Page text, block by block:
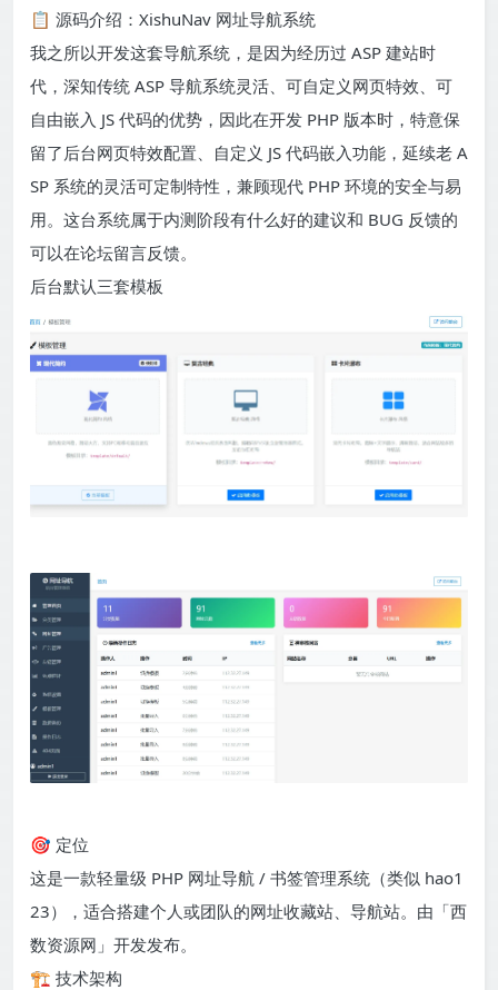
📋 源码介绍：XishuNav 网址导航系统
我之所以开发这套导航系统，是因为经历过 ASP 建站时
代，深知传统 ASP 导航系统灵活、可自定义网页特效、可
自由嵌入 JS 代码的优势，因此在开发 PHP 版本时，特意保
留了后台网页特效配置、自定义 JS 代码嵌入功能，延续老 A
SP 系统的灵活可定制特性，兼顾现代 PHP 环境的安全与易
用。这台系统属于内测阶段有什么好的建议和 BUG 反馈的
可以在论坛留言反馈。
后台默认三套模板
🎯 定位
这是一款轻量级 PHP 网址导航 / 书签管理系统（类似 hao1
23），适合搭建个人或团队的网址收藏站、导航站。由「西
数资源网」开发发布。
🏗️ 技术架构